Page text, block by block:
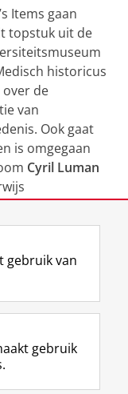
Items gaan
topstuk uit de
historicus
de
van
Ook gaat
is omgegaan
Cyril Luman
van de
geeft
gebruik van
gebruik